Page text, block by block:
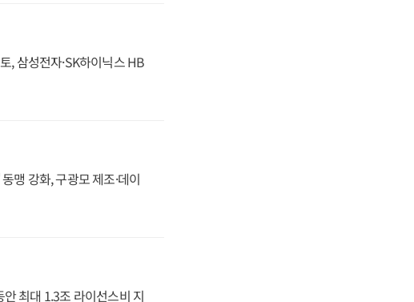
, 삼성전자·SK하이닉스 HB
맹 강화, 구광모 제조·데이
최대 1.3조 라이선스비 지